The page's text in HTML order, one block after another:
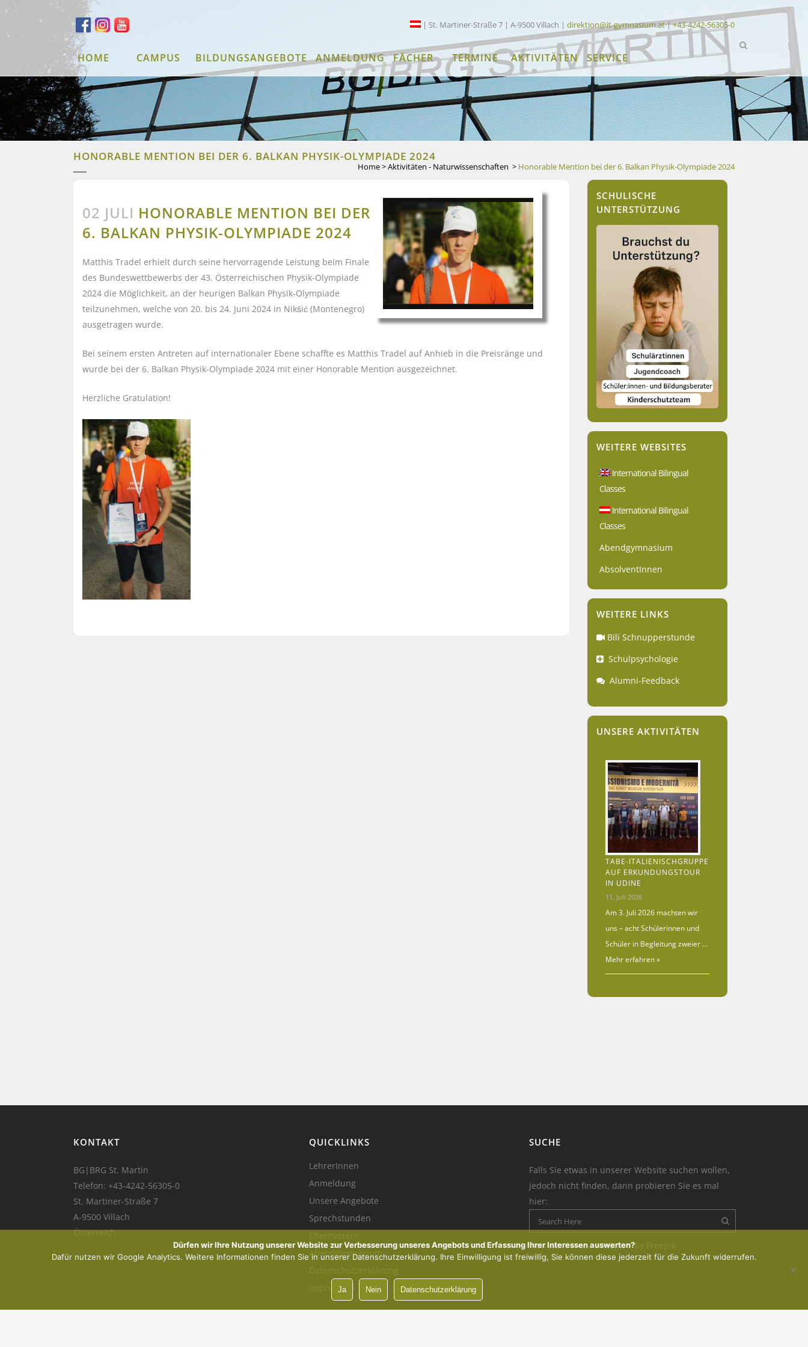
| St. Martiner-Straße 7 | A-9500 Villach | direktion@it-gymnasium.at|+43-4242-56305-0
HOME CAMPUS BILDUNGSANGEBOTE ANMELDUNG FÄCHER TERMINE AKTIVITÄTEN SERVICE
HONORABLE MENTION BEI DER 6. BALKAN PHYSIK-OLYMPIADE 2024
Home>Aktivitäten - Naturwissenschaften > Honorable Mention bei der 6. Balkan Physik-Olympiade 2024
02 JULI HONORABLE MENTION BEI DER
6. BALKAN PHYSIK-OLYMPIADE 2024
Matthis Tradel erhielt durch seine hervorragende Leistung beim Finale
des Bundeswettbewerbs der 43. Österreichischen Physik-Olympiade
2024 die Möglichkeit, an der heurigen Balkan Physik-Olympiade
teilzunehmen, welche von 20. bis 24. Juni 2024 in Nikšić (Montenegro)
ausgetragen wurde.
Bei seinem ersten Antreten auf internationaler Ebene schaffte es Matthis Tradel auf Anhieb in die Preisränge und
wurde bei der 6. Balkan Physik-Olympiade 2024 mit einer Honorable Mention ausgezeichnet.
Herzliche Gratulation!
SCHULISCHE
UNTERSTÜTZUNG
WEITERE WEBSITES
International Bilingual
Classes
International Bilingual
Classes
Abendgymnasium
AbsolventInnen
WEITERE LINKS
Bili Schnupperstunde
Schulpsychologie
Alumni-Feedback
UNSERE AKTIVITÄTEN
TABE-ITALIENISCHGRUPPE
AUF ERKUNDUNGSTOUR
IN UDINE
11. Juli 2026
Am 3. Juli 2026 machten wir
uns – acht Schülerinnen und
Schüler in Begleitung zweier …
Mehr erfahren »
KONTAKT
BG|BRG St. Martin
Telefon: +43-4242-56305-0
St. Martiner-Straße 7
A-9500 Villach
Österreich
QUICKLINKS
LehrerInnen
Anmeldung
Unsere Angebote
Sprechstunden
Abendgymnasium
Impressum
SUCHE
Falls Sie etwas in unserer Website suchen wollen,
jedoch nicht finden, dann probieren Sie es mal
hier:
Ikon der Kerze : designed by Freepik
Dürfen wir Ihre Nutzung unserer Website zur Verbesserung unseres Angebots und Erfassung Ihrer Interessen auswerten?
Dafür nutzen wir Google Analytics. Weitere Informationen finden Sie in unserer Datenschutzerklärung. Ihre Einwilligung ist freiwillig, Sie können diese jederzeit für die Zukunft widerrufen.
Ja Nein Datenschutzerklärung